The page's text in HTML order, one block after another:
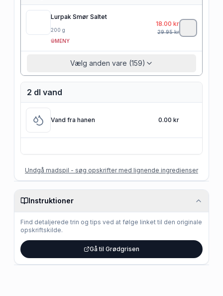
Lurpak Smør Saltet
200 g
MENY
18.00 kr
29.95kr
Vælg anden vare (159)
2 dl vand
Vand fra hanen 0.00 kr
Undgå madspil - søg opskrifter med lignende ingredienser
Instruktioner
Find detaljerede trin og tips ved at følge linket til den originale
opskriftskilde.
Gå til Grødgrisen